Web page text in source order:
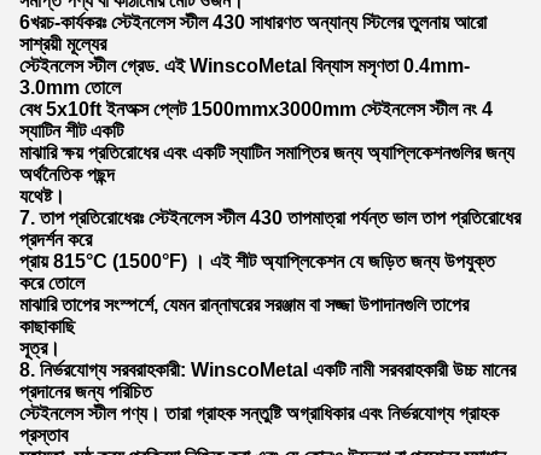
6খরচ-কার্যকরঃ স্টেইনলেস স্টীল 430 সাধারণত অন্যান্য স্টিলের তুলনায় আরো
সাশ্রয়ী মূল্যের
স্টেইনলেস স্টীল গ্রেড. এই WinscoMetal বিন্যাস মসৃণতা 0.4mm-
3.0mm তোলে
বেধ 5x10ft ইনঅক্স প্লেট 1500mmx3000mm স্টেইনলেস স্টীল নং 4
স্যাটিন শীট একটি
মাঝারি ক্ষয় প্রতিরোধের এবং একটি স্যাটিন সমাপ্তির জন্য অ্যাপ্লিকেশনগুলির জন্য
অর্থনৈতিক পছন্দ
যথেষ্ট।
7. তাপ প্রতিরোধেরঃ স্টেইনলেস স্টীল 430 তাপমাত্রা পর্যন্ত ভাল তাপ প্রতিরোধের
প্রদর্শন করে
প্রায় 815°C (1500°F) । এই শীট অ্যাপ্লিকেশন যে জড়িত জন্য উপযুক্ত
করে তোলে
মাঝারি তাপের সংস্পর্শে, যেমন রান্নাঘরের সরঞ্জাম বা সজ্জা উপাদানগুলি তাপের
কাছাকাছি
সূত্র।
8. নির্ভরযোগ্য সরবরাহকারী: WinscoMetal একটি নামী সরবরাহকারী উচ্চ মানের
প্রদানের জন্য পরিচিত
স্টেইনলেস স্টীল পণ্য। তারা গ্রাহক সন্তুষ্টি অগ্রাধিকার এবং নির্ভরযোগ্য গ্রাহক
প্রস্তাব